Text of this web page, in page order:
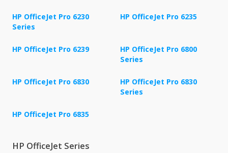
HP OfficeJet Pro 6230
Series
HP OfficeJet Pro 6235
HP OfficeJet Pro 6239
HP OfficeJet Pro 6800
Series
HP OfficeJet Pro 6830
HP OfficeJet Pro 6830
Series
HP OfficeJet Pro 6835
HP OfficeJet Series